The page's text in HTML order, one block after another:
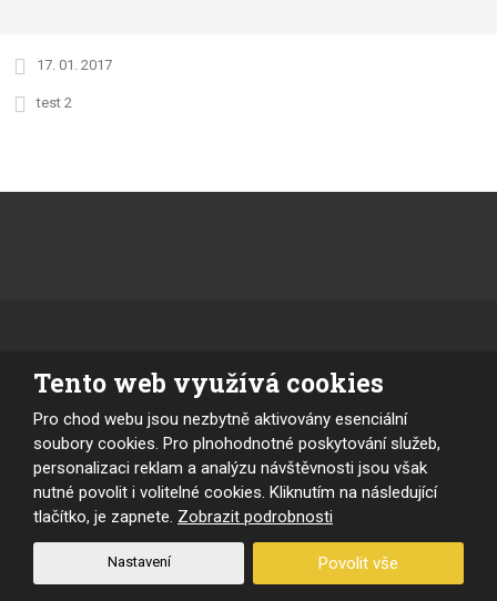
17. 01. 2017
test 2
Tento web využívá cookies
Pro chod webu jsou nezbytně aktivovány esenciální
soubory cookies. Pro plnohodnotné poskytování služeb,
personalizaci reklam a analýzu návštěvnosti jsou však
nutné povolit i volitelné cookies. Kliknutím na následující
tlačítko, je zapnete. Zobrazit podrobnosti
Nastavení Povolit vše